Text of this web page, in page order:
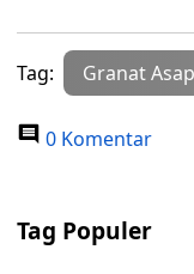
Tag: Granat Asap
0 Komentar
Tag Populer